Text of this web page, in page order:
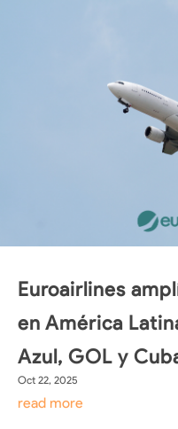
Euroairlines
en América
Azul, GOL y
Oct 22, 2025
read more